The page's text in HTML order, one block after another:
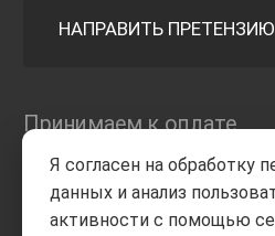
НАПРАВИТЬ ПРЕТЕНЗИЮ
Принимаем к оплате
Я согласен на обработку
данных и анализ
активности с помощью